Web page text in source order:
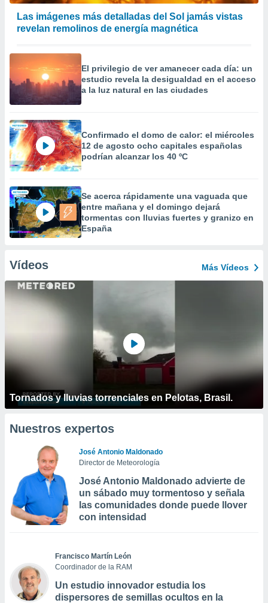
Las imágenes más detalladas del Sol jamás vistas
revelan remolinos de energía magnética
El privilegio de ver amanecer cada día: un
estudio revela la desigualdad en el acceso
a la luz natural en las ciudades
Confirmado el domo de calor: el miércoles
12 de agosto ocho capitales españolas
podrían alcanzar los 40 ºC
Se acerca rápidamente una vaguada que
entre mañana y el domingo dejará
tormentas con lluvias fuertes y granizo en
España
Vídeos Más Vídeos
Tornados y lluvias torrenciales en Pelotas, Brasil.
Nuestros expertos
José Antonio Maldonado
Director de Meteorología
José Antonio Maldonado advierte de
un sábado muy tormentoso y señala
las comunidades donde puede llover
con intensidad
Francisco Martín León
Coordinador de la RAM
Un estudio innovador estudia los
dispersores de semillas ocultos en la